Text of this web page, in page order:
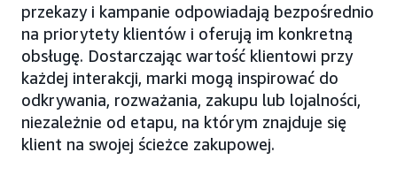
przekazy i kampanie odpowiadają bezpośrednio
na priorytety klientów i oferują im konkretną
obsługę. Dostarczając wartość klientowi przy
każdej interakcji, marki mogą inspirować do
odkrywania, rozważania, zakupu lub lojalności,
niezależnie od etapu, na którym znajduje się
klient na swojej ścieżce zakupowej.